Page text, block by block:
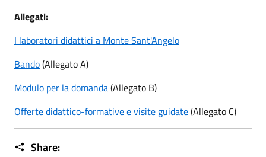
Allegati:
I laboratori didattici a Monte Sant'Angelo
Bando(Allegato A)
Modulo per la domanda(Allegato B)
Offerte didattico-formative e visite guidate(Allegato C)
Share: